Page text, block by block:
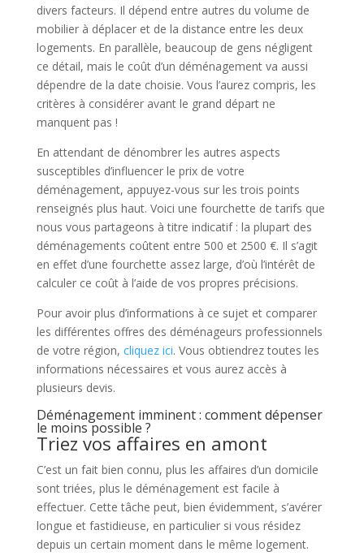
divers facteurs. Il dépend entre autres du volume de
mobilier à déplacer et de la distance entre les deux
logements. En parallèle, beaucoup de gens négligent
ce détail, mais le coût d’un déménagement va aussi
dépendre de la date choisie. Vous l’aurez compris, les
critères à considérer avant le grand départ ne
manquent pas !
En attendant de dénombrer les autres aspects
susceptibles d’influencer le prix de votre
déménagement, appuyez-vous sur les trois points
renseignés plus haut. Voici une fourchette de tarifs que
nous vous partageons à titre indicatif : la plupart des
déménagements coûtent entre 500 et 2500 €. Il s’agit
en effet d’une fourchette assez large, d’où l’intérêt de
calculer ce coût à l’aide de vos propres précisions.
Pour avoir plus d’informations à ce sujet et comparer
les différentes offres des déménageurs professionnels
de votre région, cliquez ici. Vous obtiendrez toutes les
informations nécessaires et vous aurez accès à
plusieurs devis.
Déménagement imminent : comment dépenser
le moins possible ?
Triez vos affaires en amont
C’est un fait bien connu, plus les affaires d’un domicile
sont triées, plus le déménagement est facile à
effectuer. Cette tâche peut, bien évidemment, s’avérer
longue et fastidieuse, en particulier si vous résidez
depuis un certain moment dans le même logement.